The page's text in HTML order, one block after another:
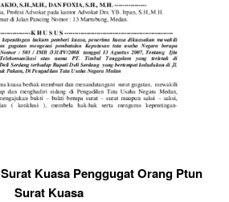
Kuasa Penggugat Orang Ptun
Surat Kuasa